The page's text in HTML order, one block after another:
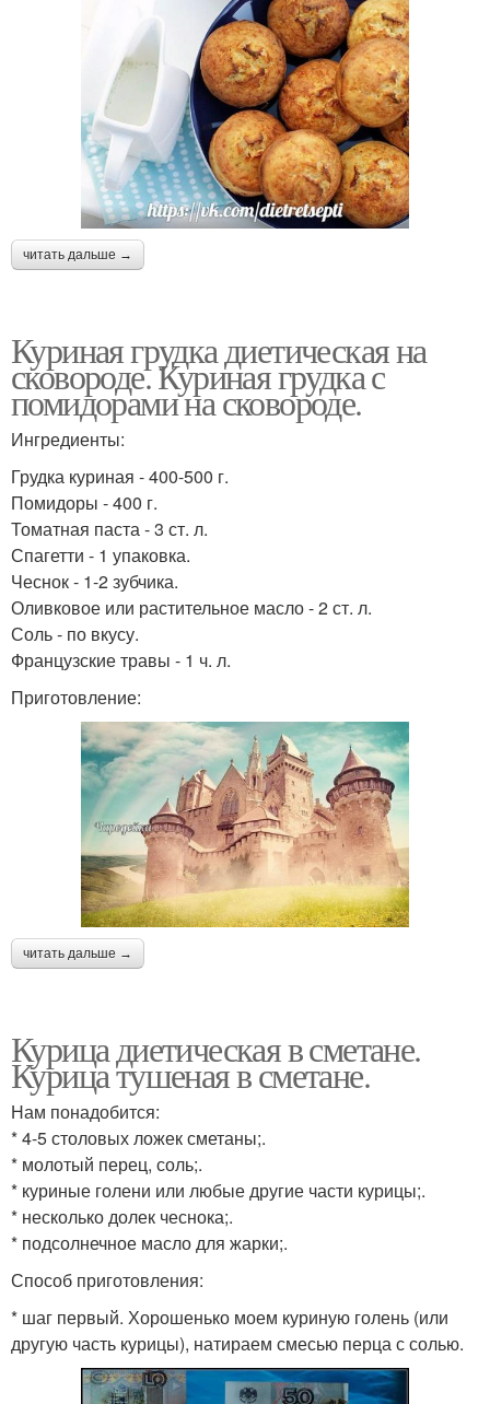
читать дальше →
Куриная грудка диетическая на
сковороде. Куриная грудка с
помидорами на сковороде.
Ингредиенты:
Грудка куриная - 400-500 г.
Помидоры - 400 г.
Томатная паста - 3 ст. л.
Спагетти - 1 упаковка.
Чеснок - 1-2 зубчика.
Оливковое или растительное масло - 2 ст. л.
Соль - по вкусу.
Французские травы - 1 ч. л.
Приготовление:
читать дальше →
Курица диетическая в сметане.
Курица тушеная в сметане.
Нам понадобится:
* 4-5 столовых ложек сметаны;.
* молотый перец, соль;.
* куриные голени или любые другие части курицы;.
* несколько долек чеснока;.
* подсолнечное масло для жарки;.
Способ приготовления:
* шаг первый. Хорошенько моем куриную голень (или
другую часть курицы), натираем смесью перца с солью.